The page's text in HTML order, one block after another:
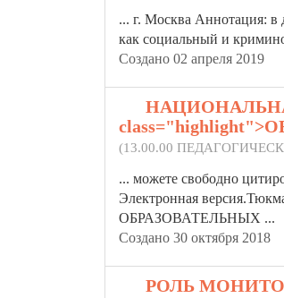
... г. Москва Аннотация: в
как социальный и
Создано 02 апреля 2019
(13.00.00
... можете свободно
Электронная
ОБРАЗОВАТЕЛЬНЫХ ...
Создано 30 октября 2018
РОЛЬ